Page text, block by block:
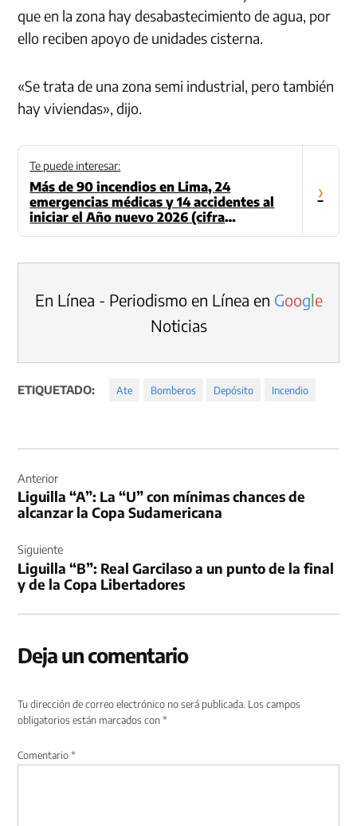
que en la zona hay desabastecimiento de agua, por
ello reciben apoyo de unidades cisterna.
«Se trata de una zona semi industrial, pero también
hay viviendas», dijo.
Te puede interesar:
Más de 90 incendios en Lima, 24
emergencias médicas y 14 accidentes al
iniciar el Año nuevo 2026 (cifra
›
En Línea - Periodismo en Línea en Google
Noticias
ETIQUETADO: Ate Bomberos Depósito Incendio
de
entradas
Anterior
Liguilla “A”: La “U” con mínimas chances de
alcanzar la Copa Sudamericana
Siguiente
Liguilla “B”: Real Garcilaso a un punto de la final
y de la Copa Libertadores
Deja un comentario
Tu dirección de correo electrónico no será publicada. Los campos
obligatorios están marcados con*
Comentario*